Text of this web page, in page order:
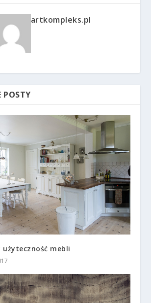
artkompleks.pl
POSTY
użyteczność mebli